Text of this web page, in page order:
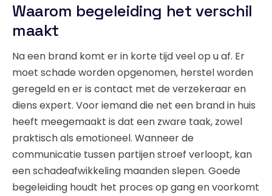
Waarom begeleiding het verschil
maakt
Na een brand komt er in korte tijd veel op u af. Er
moet schade worden opgenomen, herstel worden
geregeld en er is contact met de verzekeraar en
diens expert. Voor iemand die net een brand in huis
heeft meegemaakt is dat een zware taak, zowel
praktisch als emotioneel. Wanneer de
communicatie tussen partijen stroef verloopt, kan
een schadeafwikkeling maanden slepen. Goede
begeleiding houdt het proces op gang en voorkomt